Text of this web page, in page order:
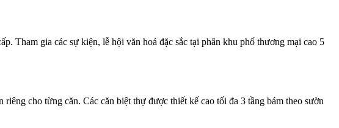
Tham gia các sự kiện, lễ hội văn hoá đặc sắc tại phân khu phố thương mại cao 5
cho từng căn. Các căn biệt thự được thiết kế cao tối đa 3 tầng bám theo sườn